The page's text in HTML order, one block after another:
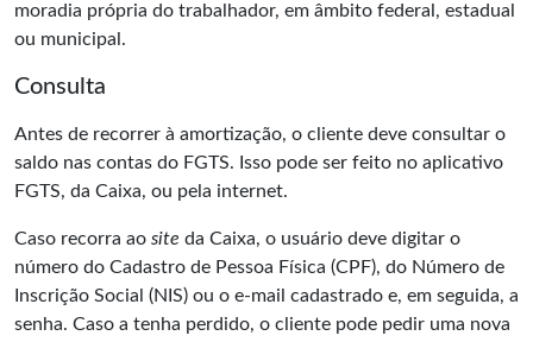
moradia própria do trabalhador, em âmbito federal, estadual
ou municipal.
Consulta
Antes de recorrer à amortização, o cliente deve consultar o
saldo nas contas do FGTS. Isso pode ser feito no aplicativo
FGTS, da Caixa, ou pela internet.
Caso recorra ao site da Caixa, o usuário deve digitar o
número do Cadastro de Pessoa Física (CPF), do Número de
Inscrição Social (NIS) ou o e-mail cadastrado e, em seguida, a
senha. Caso a tenha perdido, o cliente pode pedir uma nova